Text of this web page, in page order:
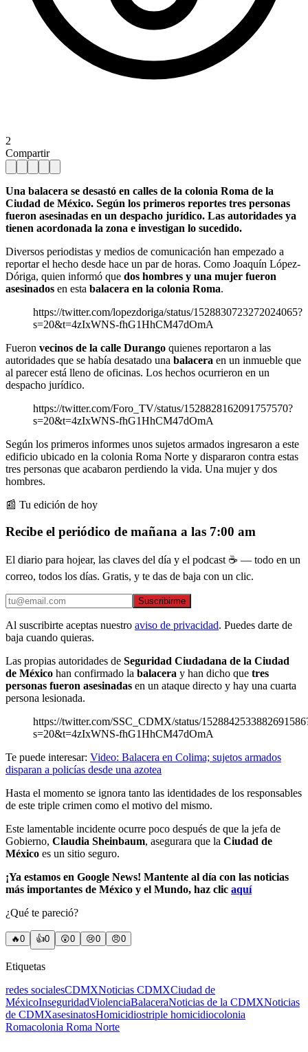
2
Compartir
Una balacera se desastó en calles de la colonia Roma de la
Ciudad de México. Según los primeros reportes tres personas
fueron asesinadas en un despacho jurídico. Las autoridades ya
tienen acordonada la zona e investigan lo sucedido.
Diversos periodistas y medios de comunicación han empezado a
reportar el hecho desde hace un par de horas. Como Joaquín López-
Dóriga, quien informó que dos hombres y una mujer fueron
asesinados en esta balacera en la colonia Roma.
https://twitter.com/lopezdoriga/status/1528830723272024065?
s=20&t=4zIxWNS-fhG1HhCM47dOmA
Fueron vecinos de la calle Durango quienes reportaron a las
autoridades que se había desatado una balacera en un inmueble que
al parecer está lleno de oficinas. Los hechos ocurrieron en un
despacho jurídico.
https://twitter.com/Foro_TV/status/1528828162091757570?
s=20&t=4zIxWNS-fhG1HhCM47dOmA
Según los primeros informes unos sujetos armados ingresaron a este
edificio ubicado en la colonia Roma Norte y dispararon contra estas
tres personas que acabaron perdiendo la vida. Una mujer y dos
hombres.
📰 Tu edición de hoy
Recibe el periódico de mañana a las 7:00 am
El diario para hojear, las claves del día y el podcast ☕ — todo en un
correo, todos los días. Gratis, y te das de baja con un clic.
Suscribirme
Al suscribirte aceptas nuestro aviso de privacidad. Puedes darte de
baja cuando quieras.
Las propias autoridades de Seguridad Ciudadana de la Ciudad
de México han confirmado la balacera y han dicho que tres
personas fueron asesinadas en un ataque directo y hay una cuarta
persona lesionada.
https://twitter.com/SSC_CDMX/status/
s=20&t=4zIxWNS-fhG1HhCM47dOmA
Te puede interesar: Video: Balacera en Colima; sujetos armados
disparan a policías desde una azotea
Hasta el momento se ignora tanto las identidades de los responsables
de este triple crimen como el motivo del mismo.
Este lamentable incidente ocurre poco después de que la jefa de
Gobierno, Claudia Sheinbaum, asegurara que la Ciudad de
México es un sitio seguro.
¡Ya estamos en Google News! Mantente al día con las noticias
más importantes de México y el Mundo, haz clic aquí
¿Qué te pareció?
🔥0 👍0 😲0 😢0 😠0
Etiquetas
redes socialesCDMXNoticias CDMXCiudad de
MéxicoInseguridadViolenciaBalaceraNoticias de la CDMXNoticias
de CDMXasesinatosHomicidiostriple homicidiocolonia
Romacolonia Roma Norte